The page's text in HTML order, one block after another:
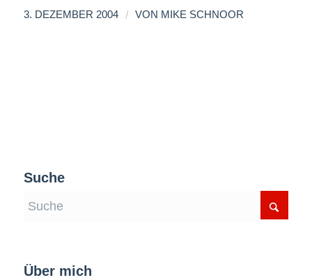
3. DEZEMBER 2004 / VON MIKE SCHNOOR
Suche
Über mich